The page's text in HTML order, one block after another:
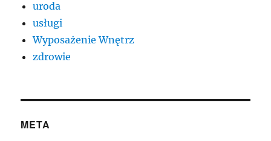
uroda
usługi
Wyposażenie Wnętrz
zdrowie
META